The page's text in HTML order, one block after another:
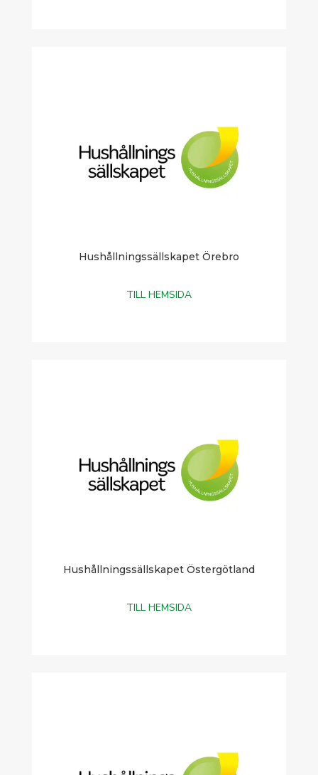
Hushållningssällskapet Örebro
TILL HEMSIDA
Hushållningssällskapet Östergötland
TILL HEMSIDA